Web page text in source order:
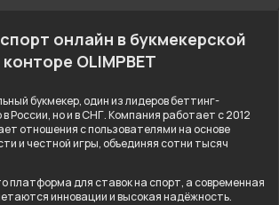
онлайн в букмекерской
конторе OLIMPBET
букмекер, один из лидеров беттинг-
России, но и в СНГ. Компания работает с 2012
отношения с пользователями на основе
и честной игры, объединяя сотни тысяч
платформа для ставок на спорт, а современная
инновации и высокая надёжность.